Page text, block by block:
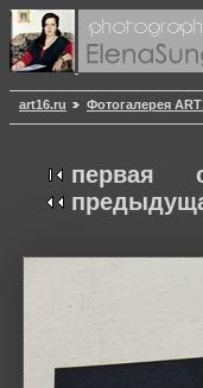
art16.ru Фотогалерея
первая